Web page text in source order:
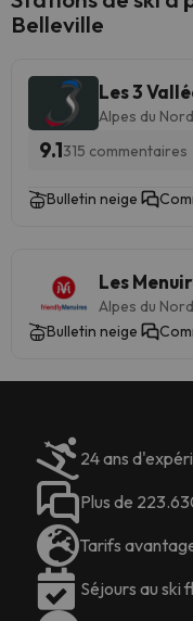
Belleville
Les 3
Alpes du Nord
9.1315 commentaires
Bulletin neige
Les
Alpes du Nord
Bulletin neige
24 ans
Plus de
Tarifs
Séjours au ski